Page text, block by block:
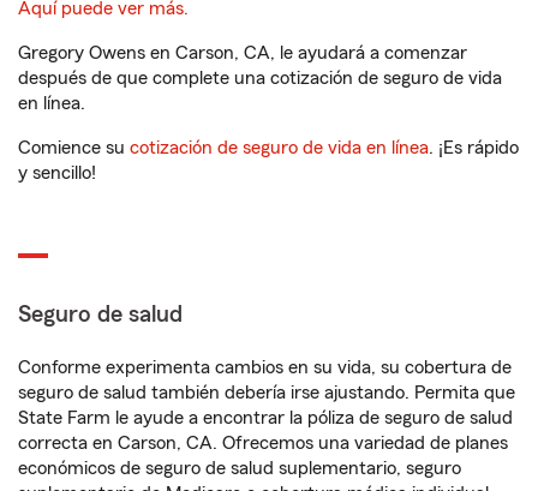
Aquí puede ver más.
Gregory Owens en Carson, CA, le ayudará a comenzar
después de que complete una cotización de seguro de vida
en línea.
Comience su cotización de seguro de vida en línea. ¡Es rápido
y sencillo!
Seguro de salud
Conforme experimenta cambios en su vida, su cobertura de
seguro de salud también debería irse ajustando. Permita que
State Farm le ayude a encontrar la póliza de seguro de salud
correcta en Carson, CA. Ofrecemos una variedad de planes
económicos de seguro de salud suplementario, seguro